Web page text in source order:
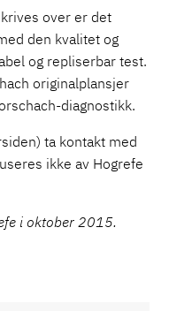
over er det
den kvalitet og
og repliserbar test.
originalplansjer
diagnostikk.
ta kontakt med
ikke av Hogrefe
i oktober 2015.